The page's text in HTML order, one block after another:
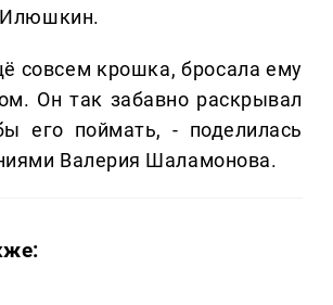
совсем крошка, бросала ему
Он так забавно раскрывал
его поймать, - поделилась
Валерия Шаламонова.